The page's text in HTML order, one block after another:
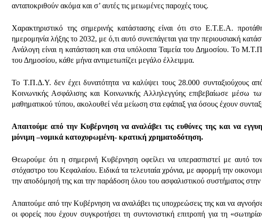
ανταποκριθούν ακόμα και σ’ αυτές τις μειωμένες παροχές τους.
Χαρακτηριστικό της σημερινής κατάστασης είναι ότι στο Ε.Τ.Ε.Α.
ημερομηνία λήξης το 2032, με ό,τι αυτό συνεπάγεται για την περιουσιακή
Ανάλογη είναι η κατάσταση και στα υπόλοιπα Ταμεία του Δημοσίου. Το
του Δημοσίου, κάθε μήνα αντιμετωπίζει μεγάλο έλλειμμα.
Το Τ.Π.Δ.Υ. δεν έχει δυνατότητα να καλύψει τους 28.000 συνταξιούχους
Κοινωνικής Ασφάλισης και Κοινωνικής Αλληλεγγύης επιβεβαίωσε μέσω
μαθηματικού τύπου, ακολουθεί νέα μείωση στα εφάπαξ για όσους έχουν
Απαιτούμε από την Κυβέρνηση να αναλάβει τις ευθύνες της και να
μόνιμη –νομικά κατοχυρωμένη- κρατική χρηματοδότηση.
Θεωρούμε ότι η σημερινή Κυβέρνηση οφείλει να υπερασπιστεί με αυτό
στόχαστρο του Κεφαλαίου. Ειδικά τα τελευταία χρόνια, με αφορμή την
την αποδόμησή της και την παράδοση όλου του ασφαλιστικού συστήματος στην
Απαιτούμε από την Κυβέρνηση να αναλάβει τις υποχρεώσεις της και να
οι φορείς που έχουν συγκροτήσει τη συντονιστική επιτροπή για τη